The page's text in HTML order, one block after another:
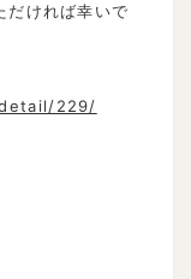
だければ幸いで
229/